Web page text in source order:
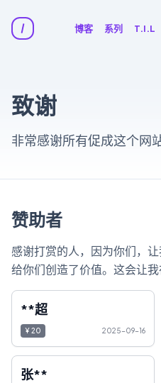
博客 系列 T.I.L
致谢
非常感谢所有促成这个网
赞助者
感谢打赏的人，因为你们，
给你们创造了价值。这会让我
**超
¥20 2025-09-16
张**